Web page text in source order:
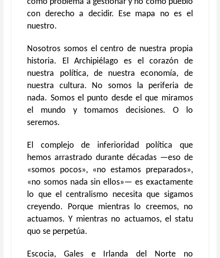
con derecho a decidir. Ese mapa no es el
nuestro.
Nosotros somos el centro de nuestra propia
historia. El Archipiélago es el corazón de
nuestra política, de nuestra economía, de
nuestra cultura. No somos la periferia de
nada. Somos el punto desde el que miramos
el mundo y tomamos decisiones. O lo
seremos.
El complejo de inferioridad política que
hemos arrastrado durante décadas —eso de
«somos pocos», «no estamos preparados»,
«no somos nada sin ellos»— es exactamente
lo que el centralismo necesita que sigamos
creyendo. Porque mientras lo creemos, no
actuamos. Y mientras no actuamos, el statu
quo se perpetúa.
Escocia, Gales e Irlanda del Norte no